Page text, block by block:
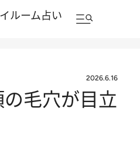
ルーム占い
2026.6.16
毛穴が目立